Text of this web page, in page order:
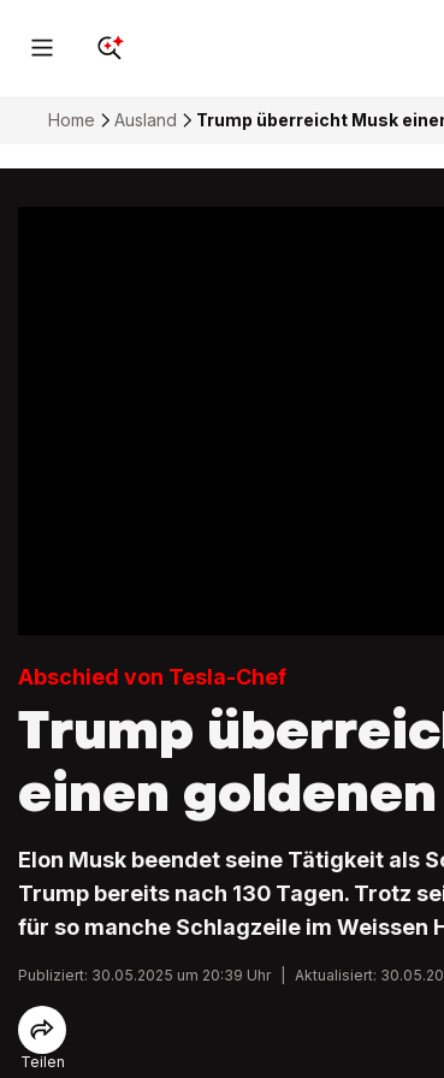
Home Ausland Trump überreicht Musk
Abschied von Tesla-Chef
Trump
einen
Elon Musk beendet seine Tätigkeit als
Trump bereits nach 130 Tagen. Trotz
für so manche Schlagzeile im Weissen
Publiziert: 30.05.2025 um 20:39 Uhr Aktualisiert:
Teilen